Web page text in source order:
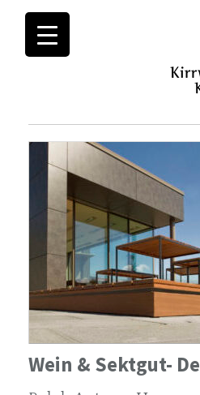
Wein & Sektgut-